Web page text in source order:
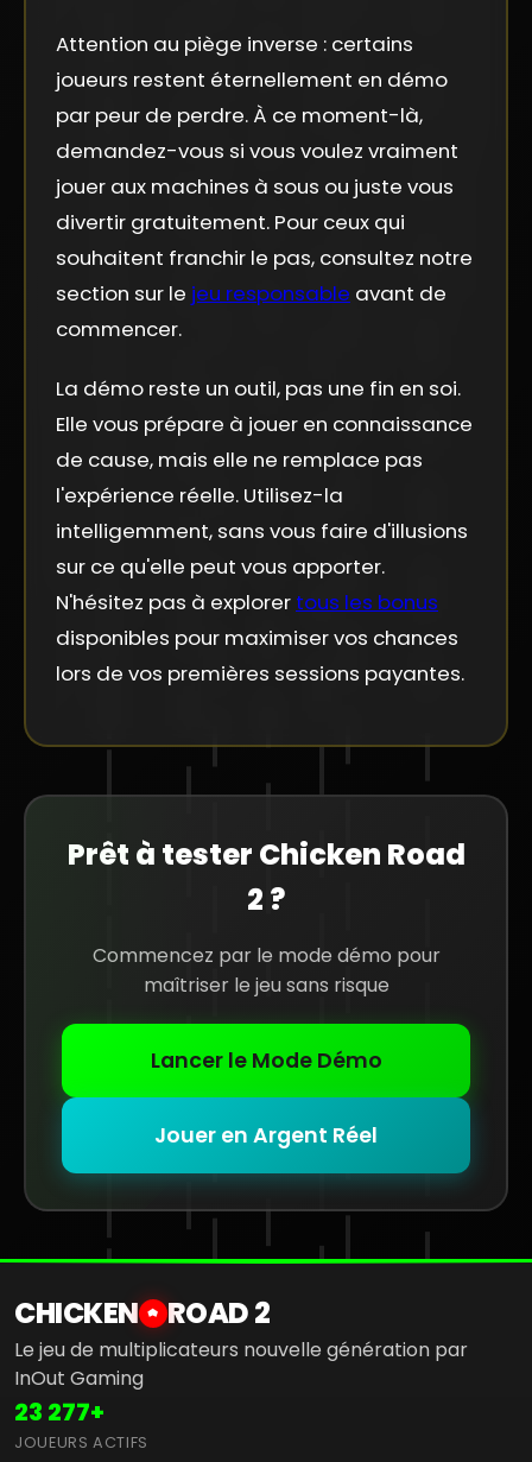
Attention au piège inverse : certains
joueurs restent éternellement en démo
par peur de perdre. À ce moment-là,
demandez-vous si vous voulez vraiment
jouer aux machines à sous ou juste vous
divertir gratuitement. Pour ceux qui
souhaitent franchir le pas, consultez notre
section sur le jeu responsable avant de
commencer.
La démo reste un outil, pas une fin en soi.
Elle vous prépare à jouer en connaissance
de cause, mais elle ne remplace pas
l'expérience réelle. Utilisez-la
intelligemment, sans vous faire d'illusions
sur ce qu'elle peut vous apporter.
N'hésitez pas à explorer tous les bonus
disponibles pour maximiser vos chances
lors de vos premières sessions payantes.
Prêt à tester Chicken Road
2 ?
Commencez par le mode démo pour
maîtriser le jeu sans risque
Lancer le Mode Démo
Jouer en Argent Réel
CHICKEN ROAD 2
Le jeu de multiplicateurs nouvelle génération par
InOut Gaming
23 277+
JOUEURS ACTIFS